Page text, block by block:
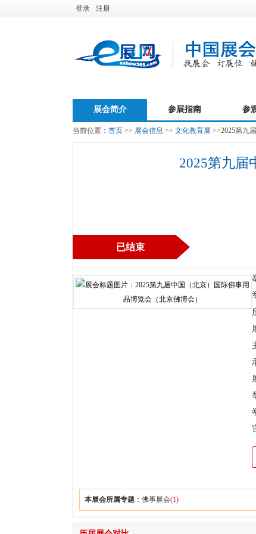
登录 注册
展会简介 参展指南 参
当前位置： 首页 >> 展会信息 >> 文化教育展 >>2025第九
2025第九届
已结束
本展会所属专题 ： 佛事展会(1)